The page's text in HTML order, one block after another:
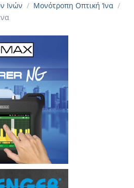
Ινών / Μονότροπη Οπτική Ίνα /